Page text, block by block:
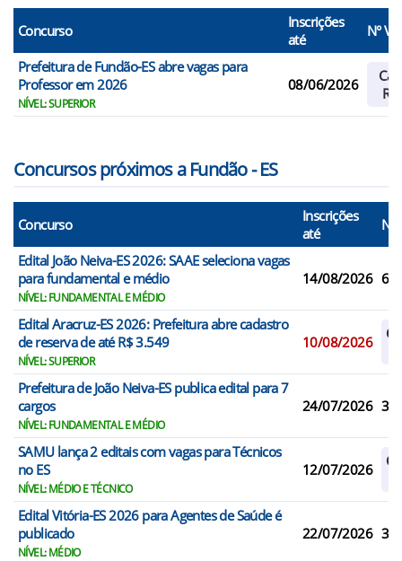
Concurso
Inscrições
até
N°
Prefeitura de Fundão-ES abre vagas para
Professor em 2026
NÍVEL: SUPERIOR
08/06/2026
Concursos próximos a Fundão - ES
Concurso
Inscrições
até
N°
Edital João Neiva-ES 2026: SAAE seleciona vagas
para fundamental e médio
NÍVEL: FUNDAMENTAL E MÉDIO
14/08/2026 6
Edital Aracruz-ES 2026: Prefeitura abre cadastro
de reserva de até R$ 3.549
NÍVEL: SUPERIOR
10/08/2026
Prefeitura de João Neiva-ES publica edital para 7
cargos
NÍVEL: FUNDAMENTAL E MÉDIO
24/07/2026 3
SAMU lança 2 editais com vagas para Técnicos
no ES
NÍVEL: MÉDIO E TÉCNICO
12/07/2026
Edital Vitória-ES 2026 para Agentes de Saúde é
publicado
NÍVEL: MÉDIO
22/07/2026 33